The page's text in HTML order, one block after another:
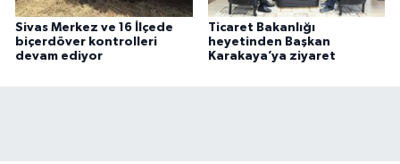
Sivas Merkez ve 16 İlçede
biçerdöver kontrolleri
devam ediyor
Ticaret Bakanlığı
heyetinden Başkan
Karakaya’ya ziyaret